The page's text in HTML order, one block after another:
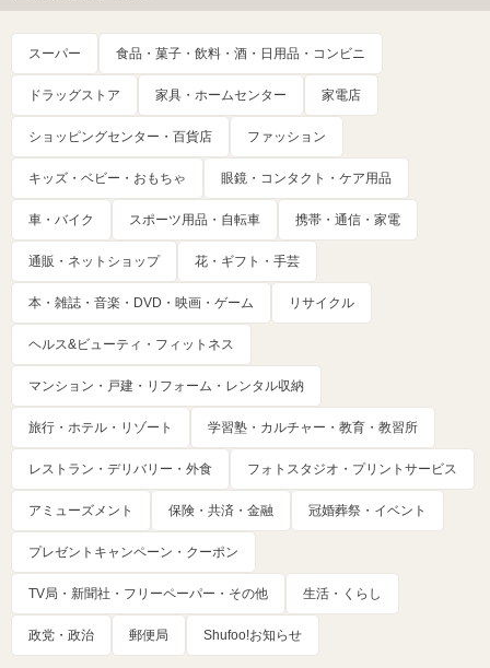
スーパー 食品・菓子・飲料・酒・日用品・コンビニ
ドラッグストア 家具・ホームセンター 家電店
ショッピングセンター・百貨店 ファッション
キッズ・ベビー・おもちゃ 眼鏡・コンタクト・ケア用品
車・バイク スポーツ用品・自転車 携帯・通信・家電
通販・ネットショップ 花・ギフト・手芸
本・雑誌・音楽・DVD・映画・ゲーム リサイクル
ヘルス&ビューティ・フィットネス
マンション・戸建・リフォーム・レンタル収納
旅行・ホテル・リゾート 学習塾・カルチャー・教育・教習所
レストラン・デリバリー・外食 フォトスタジオ・プリントサービス
アミューズメント 保険・共済・金融 冠婚葬祭・イベント
プレゼントキャンペーン・クーポン
TV局・新聞社・フリーペーパー・その他 生活・くらし
政党・政治 郵便局 Shufoo!お知らせ